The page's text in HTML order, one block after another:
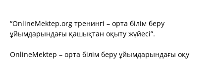
“OnlineMektep.org тренингі – орта білім беру
ұйымдарындағы қашықтан оқыту жүйесі”.
OnlineMektep – орта білім беру ұйымдарындағы оқу